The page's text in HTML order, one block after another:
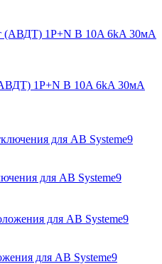
1P+N B 10A 6kA 30мА
для АВ Systeme9
для АВ Systeme9